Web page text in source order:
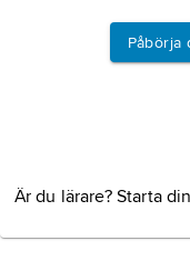
Påbörja
Är du lärare? Starta